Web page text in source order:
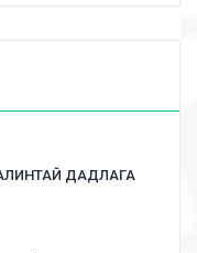
ДАДЛАГА